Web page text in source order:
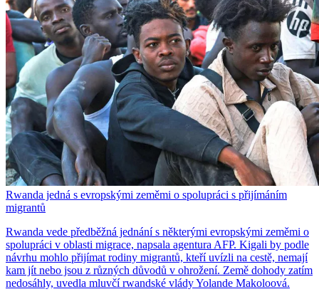
Rwanda jedná s evropskými zeměmi o spolupráci s přijímáním
migrantů
Rwanda vede předběžná jednání s některými evropskými zeměmi o
spolupráci v oblasti migrace, napsala agentura AFP. Kigali by podle
návrhu mohlo přijímat rodiny migrantů, kteří uvízli na cestě, nemají
kam jít nebo jsou z různých důvodů v ohrožení. Země dohody zatím
nedosáhly, uvedla mluvčí rwandské vlády Yolande Makoloová.